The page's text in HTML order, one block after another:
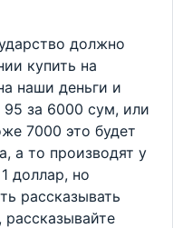
должно
купить на
наши деньги и
95 за 6000 сум, или
7000 это будет
а то производят у
доллар, но
рассказывать